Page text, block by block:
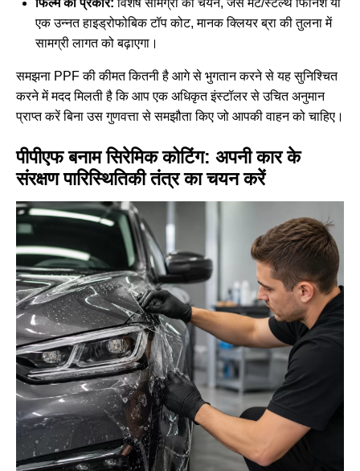
फिल्म का प्रकार: विशेष सामग्री का चयन, जैसे मैट/स्टेल्थ फिनिश या
एक उन्नत हाइड्रोफोबिक टॉप कोट, मानक क्लियर ब्रा की तुलना में
सामग्री लागत को बढ़ाएगा।
समझना PPF की कीमत कितनी है आगे से भुगतान करने से यह सुनिश्चित
करने में मदद मिलती है कि आप एक अधिकृत इंस्टॉलर से उचित अनुमान
प्राप्त करें बिना उस गुणवत्ता से समझौता किए जो आपकी वाहन को चाहिए।
पीपीएफ बनाम सिरेमिक कोटिंग: अपनी कार के
संरक्षण पारिस्थितिकी तंत्र का चयन करें